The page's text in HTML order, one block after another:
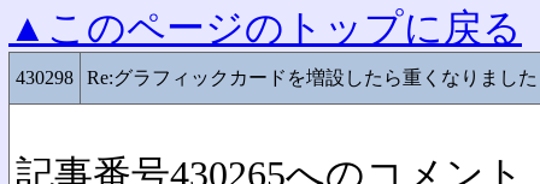
▲このページのトップに戻る
430298 Re:グラフィックカードを増設したら重くなりまし
記事番号430265へのコメント